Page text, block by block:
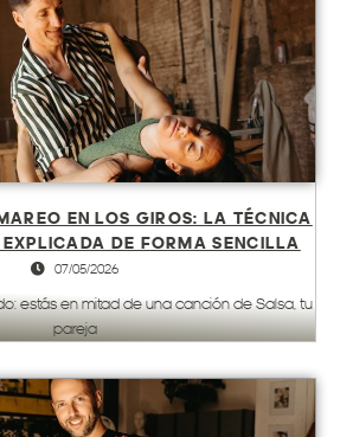
EN LOS GIROS: LA TÉCNICA
DE FORMA SENCILLA
07/05/2026
estás en mitad de una canción de Salsa, tu
pareja